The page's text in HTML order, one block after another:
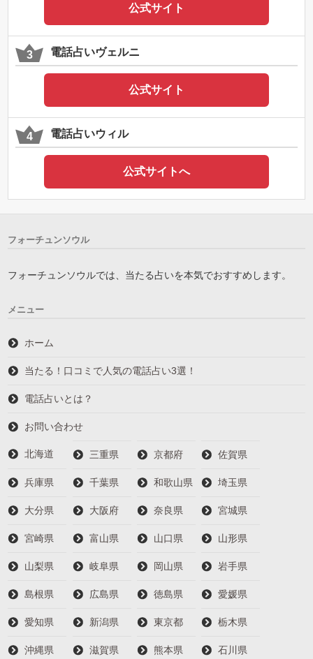
公式サイト
電話占いヴェルニ
公式サイト
電話占いウィル
公式サイトへ
フォーチュンソウル
フォーチュンソウルでは、当たる占いを本気でおすすめします。
メニュー
ホーム
当たる！口コミで人気の電話占い3選！
電話占いとは？
お問い合わせ
北海道 三重県 京都府 佐賀県
兵庫県 千葉県 和歌山県 埼玉県
大分県 大阪府 奈良県 宮城県
宮崎県 富山県 山口県 山形県
山梨県 岐阜県 岡山県 岩手県
島根県 広島県 徳島県 愛媛県
愛知県 新潟県 東京都 栃木県
沖縄県 滋賀県 熊本県 石川県